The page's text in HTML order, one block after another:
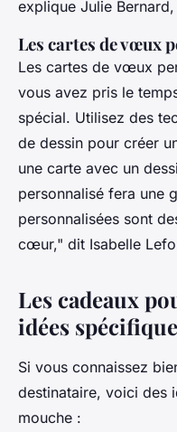
explique Julie
Les cartes de vœux
Les cartes de vœux
vous avez pris le
spécial. Utilisez des
de dessin pour créer
une carte avec un
personnalisé fera une
personnalisées sont
cœur," dit Isabelle
Les cadeaux
idées
Si vous connaissez
destinataire, voici des
mouche :